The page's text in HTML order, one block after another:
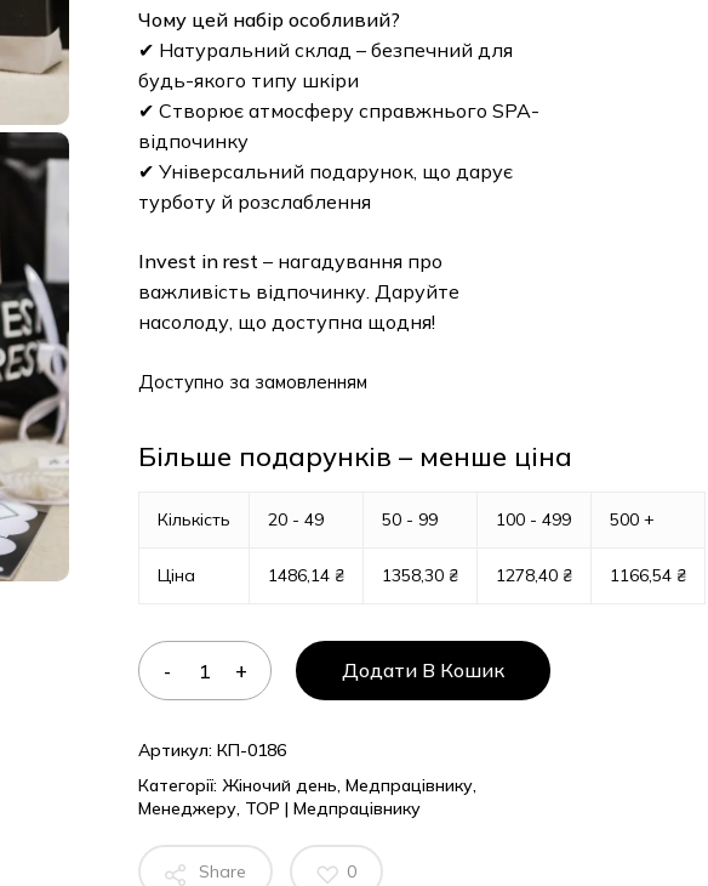
Чому цей набір особливий?
✔ Натуральний склад – безпечний для
будь-якого типу шкіри
✔ Створює атмосферу справжнього SPA-
відпочинку
✔ Універсальний подарунок, що дарує
турботу й розслаблення
Invest in rest – нагадування про
важливість відпочинку. Даруйте
насолоду, що доступна щодня!
Доступно за замовленням
Більше подарунків – менше ціна
Кількість 20 - 49 50 - 99 100 - 499 500 +
Ціна 1486,14 ₴ 1358,30 ₴ 1278,40 ₴ 1166,54 ₴
Додати В Кошик
Артикул: КП-0186
Категорії: Жіночий день, Медпрацівнику,
Менеджеру, ТОР | Медпрацівнику
Share 0